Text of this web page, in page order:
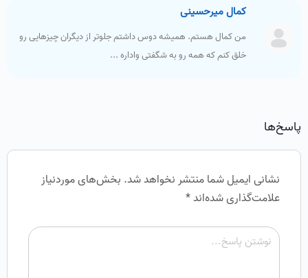
کمال میرحسینی
من کمال هستم. همیشه دوس داشتم جلوتر از دیگران چیزهایی رو
خلق کنم که همه رو به شگفتی واداره ...
پاسخ‌ها
نشانی ایمیل شما منتشر نخواهد شد. بخش‌های موردنیاز
علامت‌گذاری شده‌اند*